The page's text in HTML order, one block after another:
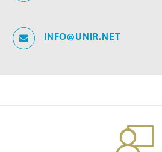
INFO@UNIR.NET